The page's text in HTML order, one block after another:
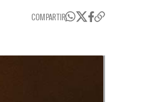
COMPARTIR